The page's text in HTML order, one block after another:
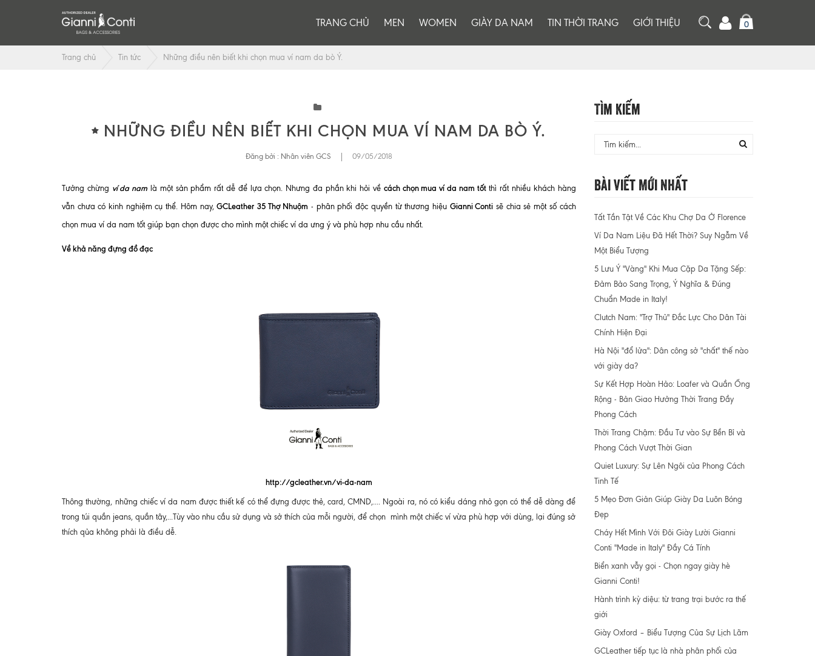
TRANG CHỦ MEN WOMEN GIÀY DA NAM TIN THỜI TRANG GIỚI THIỆU 0
Trang chủ Tin tức Những điều nên biết khi chọn mua ví nam da bò Ý.
NHỮNG ĐIỀU NÊN BIẾT KHI CHỌN MUA VÍ NAM DA BÒ Ý.
Đăng bởi : Nhân viên GCS 09/05/2018
Tưởng chừng ví da nam là một sản phẩm rất dễ để lựa chọn. Nhưng đa phần khi hỏi về cách chọn mua ví da nam tốtthì rất nhiều khách hàng
vẫn chưa có kinh nghiệm cụ thể. Hôm nay,GCLeather 35 Thợ Nhuộm - phân phối độc quyền từ thương hiệu Gianni Conti sẽ chia sẻ một số cách
chọn mua ví da nam tốt giúp bạn chọn được cho mình một chiếc ví da ưng ý và phù hợp nhu cầu nhất.
Về khả năng đựng đồ đạc
http://gcleather.vn/vi-da-nam
Thông thường, những chiếc ví da nam được thiết kế có thể đựng được thẻ, card, CMND,.... Ngoài ra, nó có kiểu dáng nhỏ gọn có thể dễ dàng để
trong túi quần jeans, quần tây,...Tùy vào nhu cầu sử dụng và sở thích của mỗi người, để chọn mình một chiếc ví vừa phù hợp với dùng, lại đúng sở
thích qủa không phải là điều dễ.
Tìm Kiếm
Bài Viết Mới Nhất
Tất Tần Tật Về Các Khu Chợ Da Ở Florence
Ví Da Nam Liệu Đã Hết Thời? Suy Ngẫm Về
Một Biểu Tượng
5 Lưu Ý "Vàng" Khi Mua Cặp Da Tặng Sếp:
Đảm Bảo Sang Trọng, Ý Nghĩa & Đúng
Chuẩn Made in Italy!
Clutch Nam: "Trợ Thủ" Đắc Lực Cho Dân Tài
Chính Hiện Đại
Hà Nội "đổ lửa": Dân công sở "chất" thế nào
với giày da?
Sự Kết Hợp Hoàn Hảo: Loafer và Quần Ống
Rộng - Bản Giao Hưởng Thời Trang Đầy
Phong Cách
Thời Trang Chậm: Đầu Tư vào Sự Bền Bỉ và
Phong Cách Vượt Thời Gian
Quiet Luxury: Sự Lên Ngôi của Phong Cách
Tinh Tế
5 Mẹo Đơn Giản Giúp Giày Da Luôn Bóng
Đẹp
Cháy Hết Mình Với Đôi Giày Lười Gianni
Conti "Made in Italy" Đầy Cá Tính
Biển xanh vẫy gọi - Chọn ngay giày hè
Gianni Conti!
Hành trình kỳ diệu: từ trang trại bước ra thế
giới
Giày Oxford – Biểu Tượng Của Sự Lịch Lãm
GCLeather tiếp tục là nhà phân phối của